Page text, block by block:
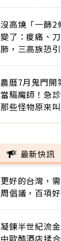
沒高燒「一篩2
變了：痠痛、
肺，三高族恐
農曆7月鬼門開
當驅魔師！急
那些怪物原來
最新快訊
更好的台灣，
周倡議，百項
凝鍊半世紀流
中歐酷酒店揉